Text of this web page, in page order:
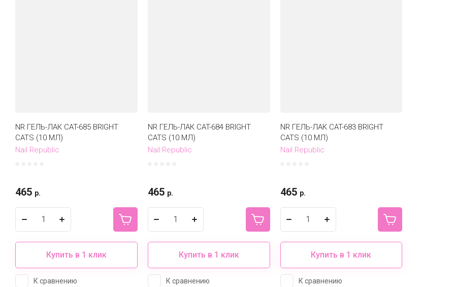
NR ГЕЛЬ-ЛАК CAT-685 BRIGHT
CATS (10 МЛ)
Nail Republic
465 р.
Купить в 1 клик
К сравнению
NR ГЕЛЬ-ЛАК CAT-684 BRIGHT
CATS (10 МЛ)
Nail Republic
465 р.
Купить в 1 клик
К сравнению
NR ГЕЛЬ-ЛАК CAT-683 BRIGHT
CATS (10 МЛ)
Nail Republic
465 р.
Купить в 1 клик
К сравнению